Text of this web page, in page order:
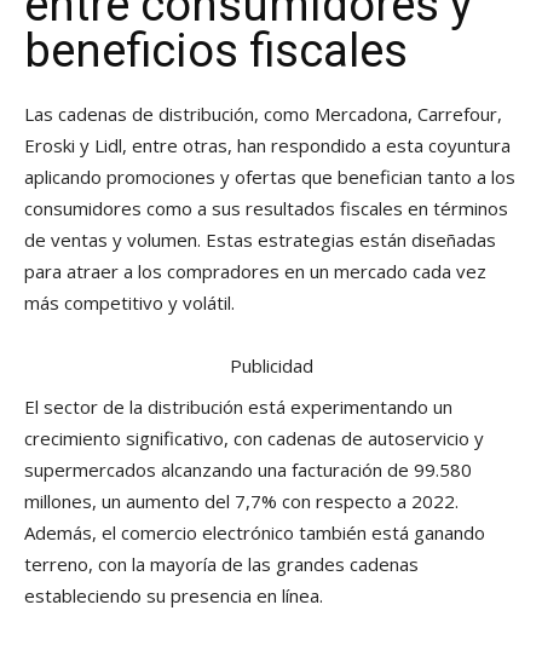
beneficios fiscales
Las cadenas de distribución, como Mercadona, Carrefour,
Eroski y Lidl, entre otras, han respondido a esta coyuntura
aplicando promociones y ofertas que benefician tanto a los
consumidores como a sus resultados fiscales en términos
de ventas y volumen. Estas estrategias están diseñadas
para atraer a los compradores en un mercado cada vez
más competitivo y volátil.
Publicidad
El sector de la distribución está experimentando un
crecimiento significativo, con cadenas de autoservicio y
supermercados alcanzando una facturación de 99.580
millones, un aumento del 7,7% con respecto a 2022.
Además, el comercio electrónico también está ganando
terreno, con la mayoría de las grandes cadenas
estableciendo su presencia en línea.